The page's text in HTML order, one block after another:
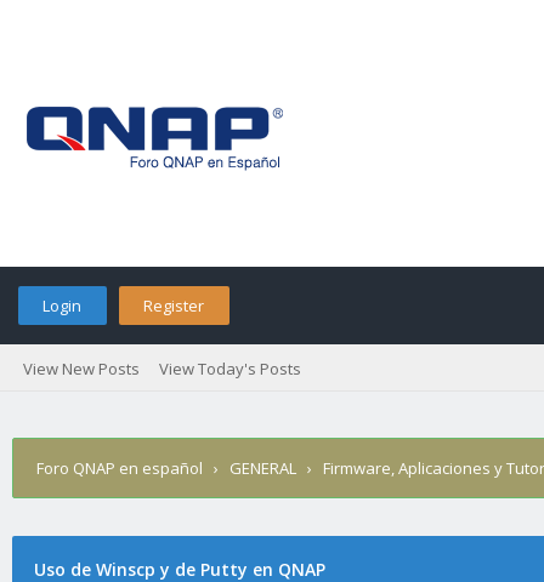
Login Register
View New Posts View Today's Posts
Foro QNAP en español › GENERAL › Firmware, Aplicaciones y
Uso de Winscp y de Putty en QNAP